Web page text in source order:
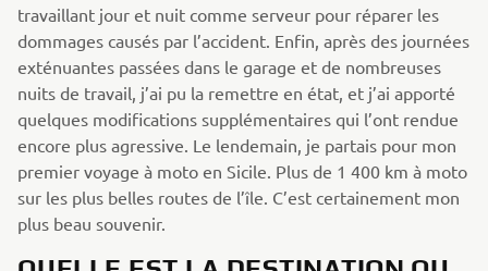
travaillant jour et nuit comme serveur pour réparer les
dommages causés par l’accident. Enfin, après des journées
exténuantes passées dans le garage et de nombreuses
nuits de travail, j’ai pu la remettre en état, et j’ai apporté
quelques modifications supplémentaires qui l’ont rendue
encore plus agressive. Le lendemain, je partais pour mon
premier voyage à moto en Sicile. Plus de 1 400 km à moto
sur les plus belles routes de l’île. C’est certainement mon
plus beau souvenir.